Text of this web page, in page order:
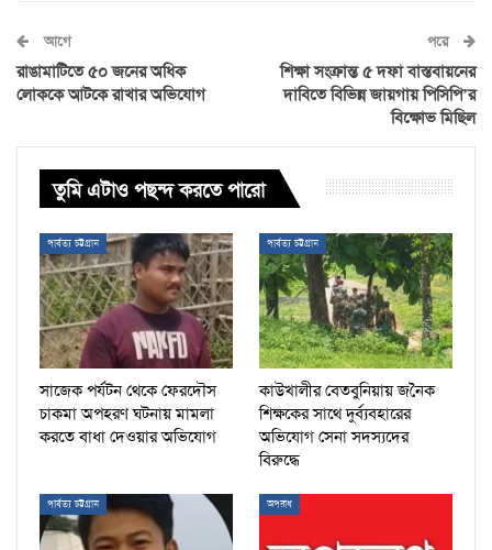
আগে
রাঙামাটিতে ৫০ জনের অধিক
লোককে আটকে রাখার অভিযোগ
পরে
শিক্ষা সংক্রান্ত ৫ দফা বাস্তবায়নের
দাবিতে বিভিন্ন জায়গায় পিসিপি’র
বিক্ষোভ মিছিল
তুমি এটাও পছন্দ করতে পারো
পার্বত্য চট্টগ্রাম
সাজেক পর্যটন থেকে ফেরদৌস
চাকমা অপহরণ ঘটনায় মামলা
করতে বাধা দেওয়ার অভিযোগ
পার্বত্য চট্টগ্রাম
কাউখালীর বেতবুনিয়ায় জনৈক
শিক্ষকের সাথে দুর্ব্যবহারের
অভিযোগ সেনা সদস্যদের
বিরুদ্ধে
পার্বত্য চট্টগ্রাম অপরাধ